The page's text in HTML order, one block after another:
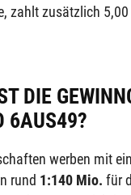
zahlt zusätzlich 5,00
DIE
6AUS49?
werben mit
rund 1:140 Mio. für